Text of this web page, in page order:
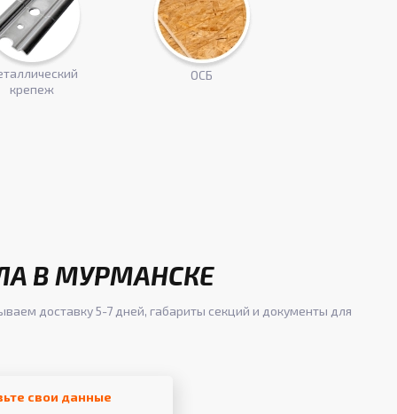
крепеж
ОСБ
В МУРМАНСКЕ
доставку 5-7 дней, габариты секций и документы для
свои данные